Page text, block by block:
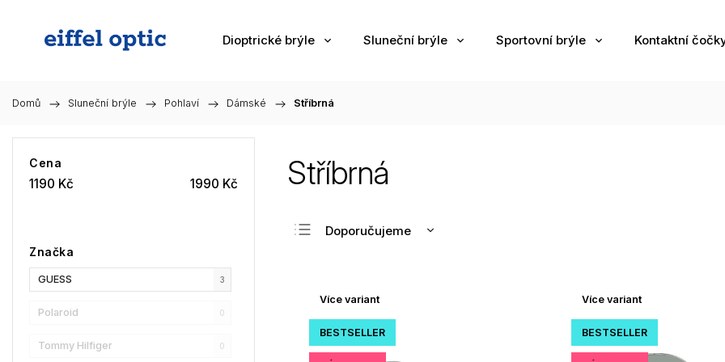
Dioptrické brýle Sluneční brýle Sportovní brýle Kontaktní
Domů / Sluneční brýle / Pohlaví / Dámské / Stříbrná
Cena
1190 Kč 1990 Kč
Značka
GUESS 3
Polaroid 0
Tommy Hilfiger 0
Stříbrná
Doporučujeme
Nejprodávanější
Abecedně
Více variant
BESTSELLER
Více variant
BESTSELLER